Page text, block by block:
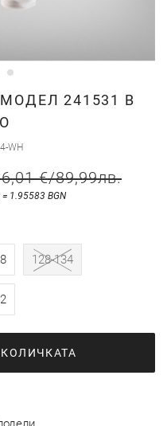
241531 В
WH
€/89,99лв.
= 1.95583 BGN
128-134
КОЛИЧКАТА